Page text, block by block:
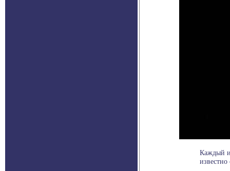
Каждый